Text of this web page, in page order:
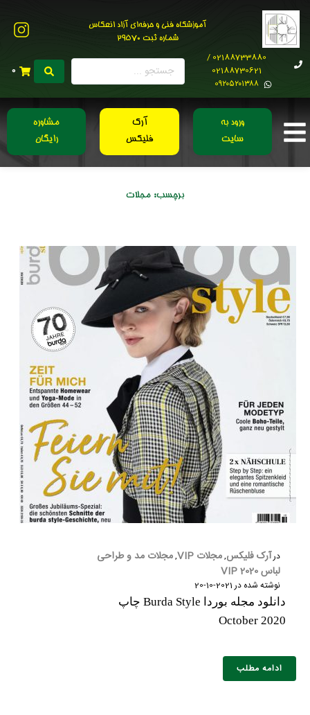
آموزشگاه فنی و حرفه‌ای آزاد انعکاس
شماره ثبت 29570
02188733880 /
02188730621
0۹۲۰۵۲۰۱۳۸۸
0
ورود به
سایت
آرک
فلیکس
مشاوره
رایگان
برچسب: مجلات
درآرک فلیکس,مجلات VIP ,مجلات مد و طراحی
لباس 2020 VIP
نوشته شده در2021-10-20
دانلود مجله بوردا Burda Style چاپ
October 2020
ادامه مطلب